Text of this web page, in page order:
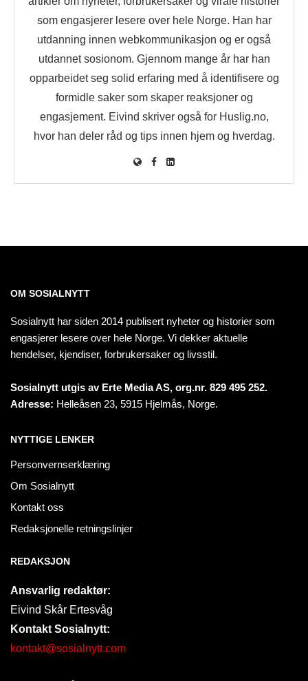
som engasjerer lesere over hele Norge. Han har
utdanning innen webkommunikasjon og er også
utdannet sosionom. Gjennom mange år har han
opparbeidet seg solid erfaring med å identifisere og
formidle saker som skaper reaksjoner og
engasjement. Eivind skriver også for Huslig.no,
hvor han deler råd og tips innen hjem og hverdag.
OM SOSIALNYTT
Sosialnytt har siden 2014 publisert nyheter og historier som
engasjerer lesere over hele Norge. Vi dekker aktuelle
hendelser, kjendiser, forbrukersaker og livsstil.
Sosialnytt utgis av Erte Media AS, org.nr. 829 495 252.
Adresse: Helleåsen 23, 5915 Hjelmås, Norge.
NYTTIGE LENKER
Personvernserklæring
Om Sosialnytt
Kontakt oss
Redaksjonelle retningslinjer
REDAKSJON
Ansvarlig redaktør:
Eivind Skår Ertesvåg
Kontakt Sosialnytt:
kontakt@sosialnytt.com